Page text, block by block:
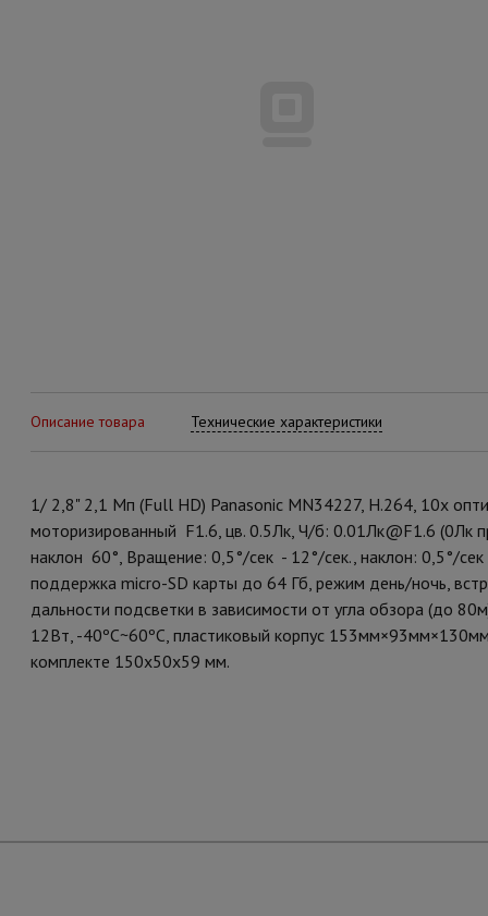
Описание товара Технические характеристики
1/ 2,8" 2,1 Мп (Full HD) Panasonic MN34227, H.264, 10x
моторизированный F1.6, цв. 0.5Лк, Ч/б: 0.01Лк@F1.6 (0Лк
наклон 60°, Вращение: 0,5°/сек - 12°/сек., наклон: 0,5°/
поддержка micro-SD карты до 64 Гб, режим день/ночь,
дальности подсветки в зависимости от угла обзора (до
12Вт, -40ºC~60ºC, пластиковый корпус
комплекте 150х50х59 мм.